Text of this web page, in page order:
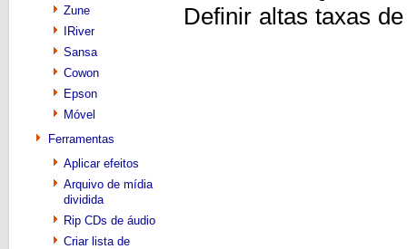
Zune
IRiver
Sansa
Cowon
Epson
Móvel
Ferramentas
Aplicar efeitos
Arquivo de mídia
dividida
Rip CDs de áudio
Criar lista de
Definir altas taxas